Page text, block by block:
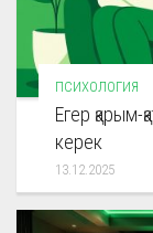
ПСИХОЛОГИЯ
Егер қарым-
керек
13.12.2025